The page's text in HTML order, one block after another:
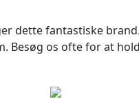
dette fantastiske
Besøg os ofte for at